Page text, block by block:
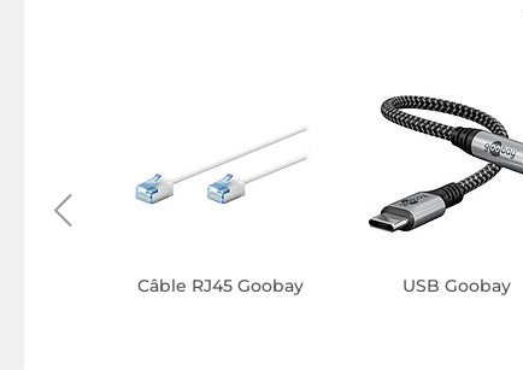
Câble RJ45 Goobay USB Goobay